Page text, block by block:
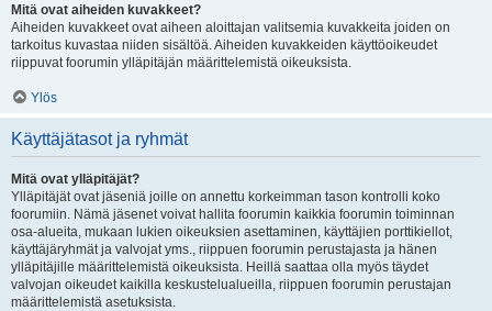
Mitä ovat aiheiden kuvakkeet?
Aiheiden kuvakkeet ovat aiheen aloittajan valitsemia kuvakkeita joiden on
tarkoitus kuvastaa niiden sisältöä. Aiheiden kuvakkeiden käyttöoikeudet
riippuvat foorumin ylläpitäjän määrittelemistä oikeuksista.
Ylös
Käyttäjätasot ja ryhmät
Mitä ovat ylläpitäjät?
Ylläpitäjät ovat jäseniä joille on annettu korkeimman tason kontrolli koko
foorumiin. Nämä jäsenet voivat hallita foorumin kaikkia foorumin toiminnan
osa-alueita, mukaan lukien oikeuksien asettaminen, käyttäjien porttikiellot,
käyttäjäryhmät ja valvojat yms., riippuen foorumin perustajasta ja hänen
ylläpitäjille määrittelemistä oikeuksista. Heillä saattaa olla myös täydet
valvojan oikeudet kaikilla keskustelualueilla, riippuen foorumin perustajan
määrittelemistä asetuksista.